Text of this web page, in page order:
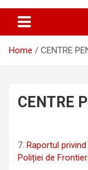
Home CENTRE
CENTRE
7. Raportul
Poliției de